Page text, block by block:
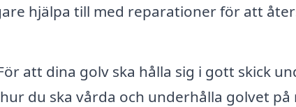
hjälpa till med reparationer för att
att dina golv ska hålla sig i gott skick
du ska vårda och underhålla golvet